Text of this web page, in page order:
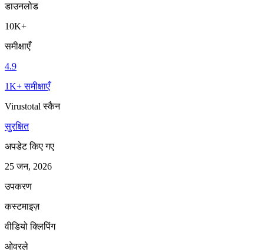
डाउनलोड
10K+
समीक्षाएँ
4.9
1K+ समीक्षाएँ
Virustotal स्कैन
सुरक्षित
अपडेट किए गए
25 जन, 2026
उपकरण
कस्टमाइज़
वीडियो क्लिपिंग
ओवरले